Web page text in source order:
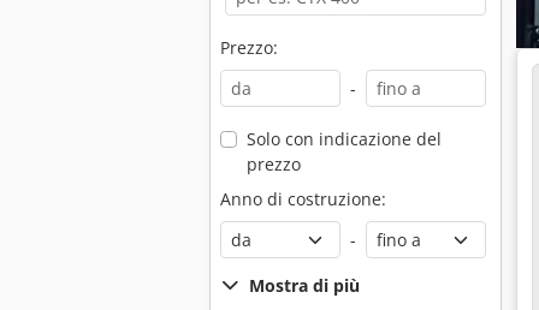
Prezzo:
-
Solo con indicazione del
prezzo
Anno di costruzione:
-
Mostra di più